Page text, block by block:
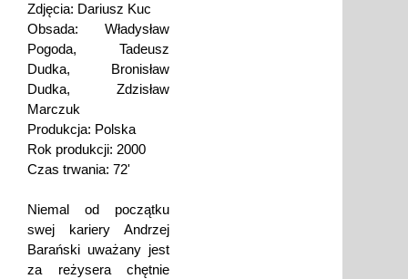
Zdjęcia: Dariusz Kuc
Obsada: Władysław
Pogoda, Tadeusz
Dudka, Bronisław
Dudka, Zdzisław
Marczuk
Produkcja: Polska
Rok produkcji: 2000
Czas trwania: 72'
Niemal od początku
swej kariery Andrzej
Barański uważany jest
za reżysera chętnie